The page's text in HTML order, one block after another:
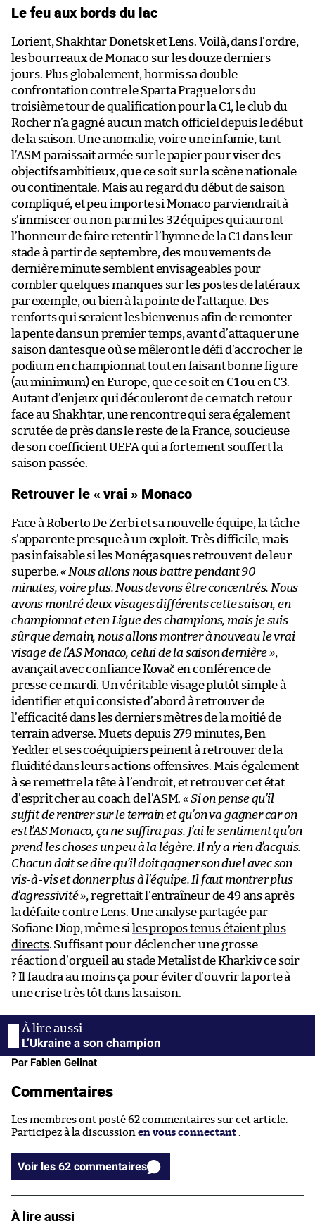
Le feu aux bords du lac
Lorient, Shakhtar Donetsk et Lens. Voilà, dans l’ordre,
les bourreaux de Monaco sur les douze derniers
jours. Plus globalement, hormis sa double
confrontation contre le Sparta Prague lors du
troisième tour de qualification pour la C1, le club du
Rocher n’a gagné aucun match officiel depuis le début
de la saison. Une anomalie, voire une infamie, tant
l’ASM paraissait armée sur le papier pour viser des
objectifs ambitieux, que ce soit sur la scène nationale
ou continentale. Mais au regard du début de saison
compliqué, et peu importe si Monaco parviendrait à
s’immiscer ou non parmi les 32 équipes qui auront
l’honneur de faire retentir l’hymne de la C1 dans leur
stade à partir de septembre, des mouvements de
dernière minute semblent envisageables pour
combler quelques manques sur les postes de latéraux
par exemple, ou bien à la pointe de l’attaque. Des
renforts qui seraient les bienvenus afin de remonter
la pente dans un premier temps, avant d’attaquer une
saison dantesque où se mêleront le défi d’accrocher le
podium en championnat tout en faisant bonne figure
(au minimum) en Europe, que ce soit en C1 ou en C3.
Autant d’enjeux qui découleront de ce match retour
face au Shakhtar, une rencontre qui sera également
scrutée de près dans le reste de la France, soucieuse
de son coefficient UEFA qui a fortement souffert la
saison passée.
Retrouver le « vrai » Monaco
Face à Roberto De Zerbi et sa nouvelle équipe, la tâche
s’apparente presque à un exploit. Très difficile, mais
pas infaisable si les Monégasques retrouvent de leur
superbe.« Nous allons nous battre pendant 90
minutes, voire plus. Nous devons être concentrés. Nous
avons montré deux visages différents cette saison, en
championnat et en Ligue des champions, mais je suis
sûr que demain, nous allons montrer à nouveau le vrai
visage de l’AS Monaco, celui de la saison dernière »,
avançait avec confiance Kovač en conférence de
presse ce mardi. Un véritable visage plutôt simple à
identifier et qui consiste d’abord à retrouver de
l’efficacité dans les derniers mètres de la moitié de
terrain adverse. Muets depuis 279 minutes, Ben
Yedder et ses coéquipiers peinent à retrouver de la
fluidité dans leurs actions offensives. Mais également
à se remettre la tête à l’endroit, et retrouver cet état
d’esprit cher au coach de l’ASM.« Si on pense qu’il
suffit de rentrer sur le terrain et qu’on va gagner car on
est l’AS Monaco, ça ne suffira pas. J’ai le sentiment qu’on
prend les choses un peu à la légère. Il n’y a rien d’acquis.
Chacun doit se dire qu’il doit gagner son duel avec son
vis-à-vis et donner plus à l’équipe. Il faut montrer plus
d’agressivité », regrettait l’entraîneur de 49 ans après
la défaite contre Lens. Une analyse partagée par
Sofiane Diop, même si les propos tenus étaient plus
directs. Suffisant pour déclencher une grosse
réaction d’orgueil au stade Metalist de Kharkiv ce soir
? Il faudra au moins ça pour éviter d’ouvrir la porte à
une crise très tôt dans la saison.
L’Ukraine a son champion
Par Fabien Gelinat
Commentaires
Les membres ont posté 62 commentaires sur cet article.
Participez à la discussion en vous connectant .
Voir les 62 commentaires
À lire aussi